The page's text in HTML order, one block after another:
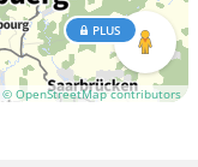
© OpenStreetMap contributors
PLUS